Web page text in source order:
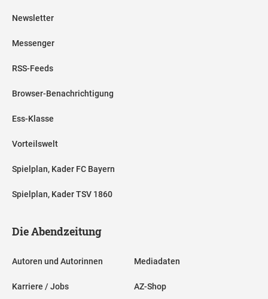
Newsletter
Messenger
RSS-Feeds
Browser-Benachrichtigung
Ess-Klasse
Vorteilswelt
Spielplan, Kader FC Bayern
Spielplan, Kader TSV 1860
Die Abendzeitung
Autoren und Autorinnen
Karriere / Jobs
Mediadaten
AZ-Shop